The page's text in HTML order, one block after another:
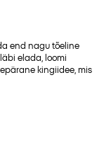
end nagu tõeline
elada, loomi
kingiidee, mis